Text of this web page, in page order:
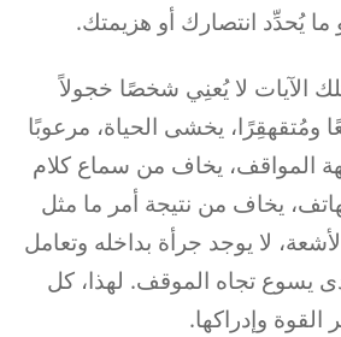
ما يُحدِّد انتصارك أو هزيمتك.
الآيات لا يُعنِي شخصًا خجولاً
ومُتقهقِرًا، يخشى الحياة، مرعوبًا
المواقف، يخاف من سماع كلام
يخاف من نتيجة أمر ما مثل
لا يوجد جرأة بداخله وتعامل
يسوع تجاه الموقف. لهذا، كل
وإدراكها.